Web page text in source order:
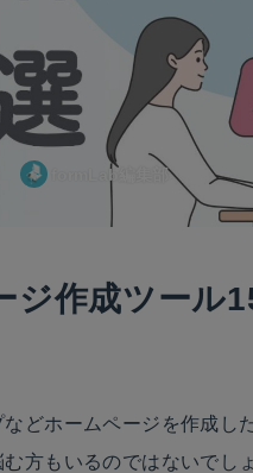
ジ作成ツール
formLab編集部
どホームページを作成し
方もいるのではないでし